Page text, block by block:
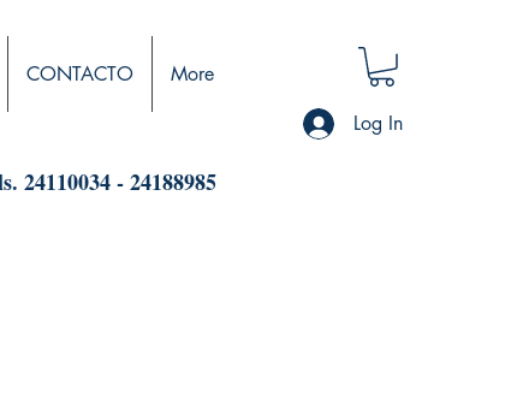
CONTACTO
More
Log In
24110034 - 24188985